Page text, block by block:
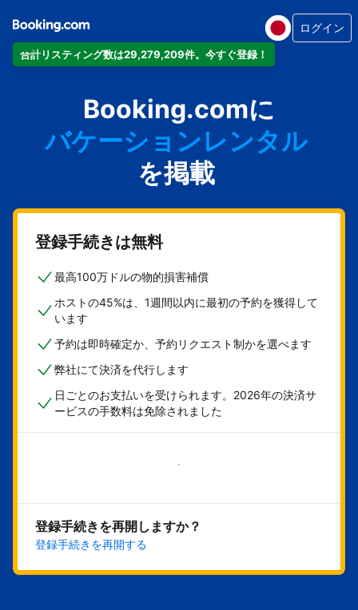
合計リスティング数は29,279,209件。今すぐ登録！
ログイン
Booking.comに
アパートメント
ホテル
バケーションレンタル
ゲストハウス
旅館
を掲載
登録手続きは無料
最高100万ドルの物的損害補償
ホストの45%は、1週間以内に最初の予約を獲得して
います
予約は即時確定か、予約リクエスト制かを選べます
弊社にて決済を代行します
日ごとのお支払いを受けられます。2026年の決済サ
ービスの手数料は免除されました
今すぐ始める
登録手続きを再開しますか？
登録手続きを再開する